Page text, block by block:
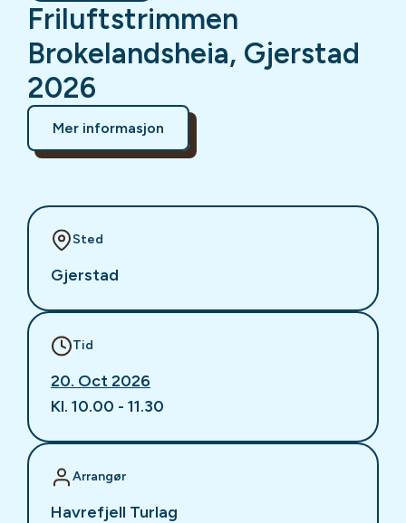
Friluftstrimmen
Brokelandsheia, Gjerstad
2026
Mer informasjon
Sted
Gjerstad
Tid
20. Oct 2026
Kl. 10.00 - 11.30
Arrangør
Havrefjell Turlag